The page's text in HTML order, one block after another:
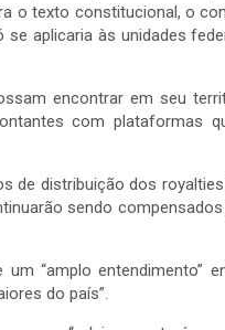
o texto constitucional, o
aplicaria às unidades
encontrar em seu
com plataformas
de distribuição dos
sendo
“amplo entendimento”
do país”.